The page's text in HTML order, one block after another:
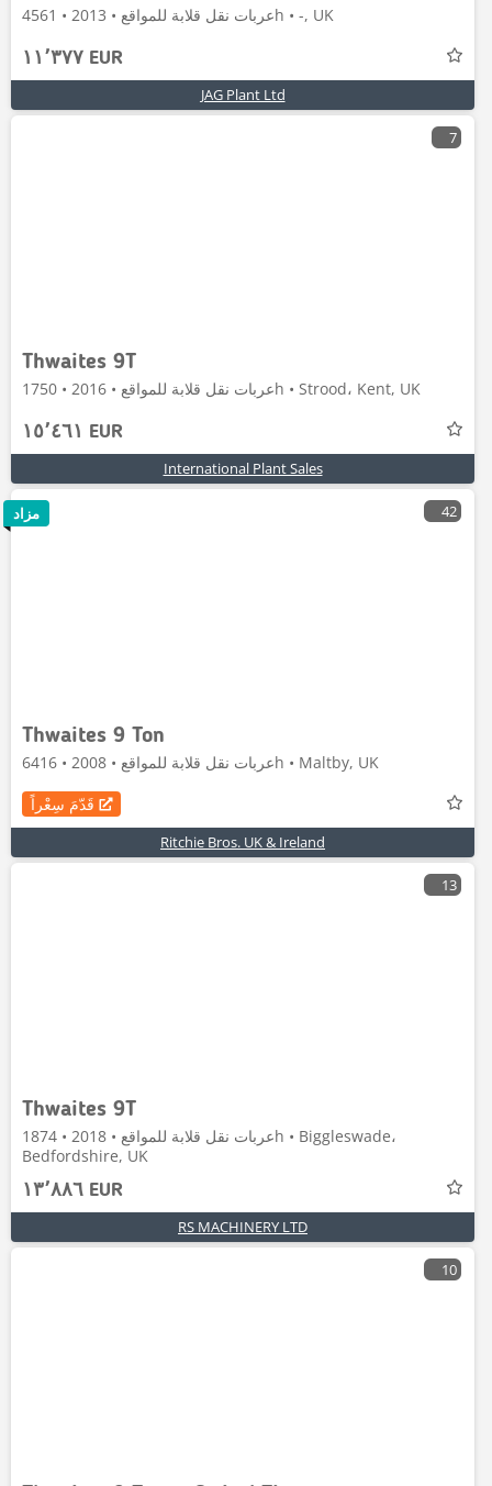
عربات نقل قلابة للمواقع • 2013 • 4561h • -, UK
١١٬٣٧٧ EUR
JAG Plant Ltd
7
Thwaites 9T
عربات نقل قلابة للمواقع • 2016 • 1750h • Strood، Kent, UK
١٥٬٤٦١ EUR
International Plant Sales
42
Thwaites 9 Ton
عربات نقل قلابة للمواقع • 2008 • 6416h • Maltby, UK
قَدّمَ سِعْراً
Ritchie Bros. UK & Ireland
مزاد
13
Thwaites 9T
عربات نقل قلابة للمواقع • 2018 • 1874h • Biggleswade،
Bedfordshire, UK
١٣٬٨٨٦ EUR
RS MACHINERY LTD
10